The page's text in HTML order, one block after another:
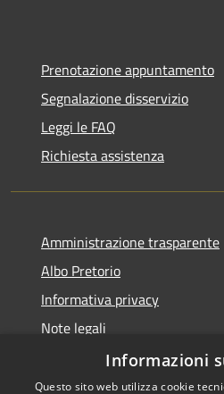
Prenotazione appuntamento
Segnalazione disservizio
Leggi le FAQ
Richiesta assistenza
Amministrazione trasparente
Albo Pretorio
Informativa privacy
Note legali
Dichiarazione di accessibilità
Informazioni
Questo sito web utilizza cookie